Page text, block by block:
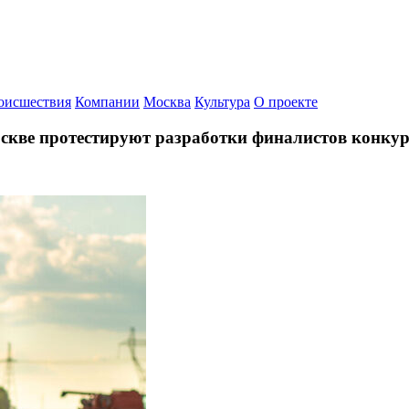
Компании Москва Культура О проекте
протестируют разработки финалистов